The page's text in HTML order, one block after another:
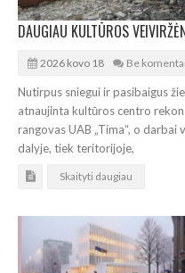
2026 kovo 18 Be
Nutirpus sniegui ir pasibaigus
atnaujinta kultūros centro
rangovas UAB „Tima“, o
dalyje, tiek teritorijoje,
Skaityti daugiau